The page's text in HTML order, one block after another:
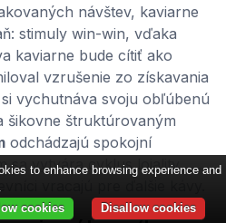
návštev, kaviarne
stimuly win-win, vďaka
kaviarne bude cítiť ako
vzrušenie zo získavania
vychutnáva svoju obľúbenú
šikovne štruktúrovaným
odchádzajú spokojní
sa vytvára cyklus lojality,
vracajú pre ďalšie kávy.
to enhance browsing experience and
Disallow cookies
cookies